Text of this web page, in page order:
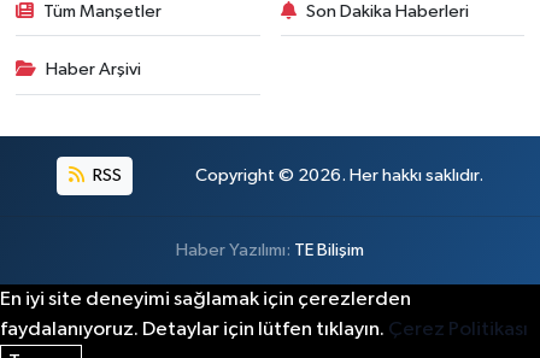
Tüm Manşetler Son Dakika Haberleri
Haber Arşivi
RSS Copyright © 2026. Her hakkı saklıdır.
Haber Yazılımı: TE Bilişim
En iyi site deneyimi sağlamak için çerezlerden
faydalanıyoruz. Detaylar için lütfen tıklayın. Çerez Politikası